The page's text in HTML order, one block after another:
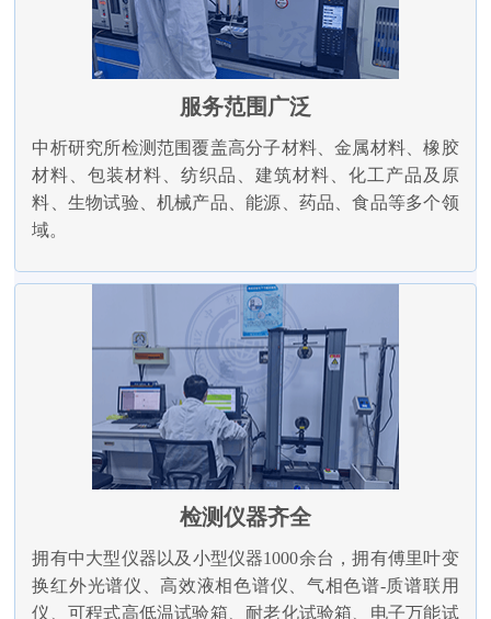
服务范围广泛
中析研究所检测范围覆盖高分子材料、金属材料、橡胶
材料、包装材料、纺织品、建筑材料、化工产品及原
料、生物试验、机械产品、能源、药品、食品等多个领
域。
检测仪器齐全
拥有中大型仪器以及小型仪器1000余台，拥有傅里叶变
换红外光谱仪、高效液相色谱仪、气相色谱-质谱联用
仪、可程式高低温试验箱、耐老化试验箱、电子万能试